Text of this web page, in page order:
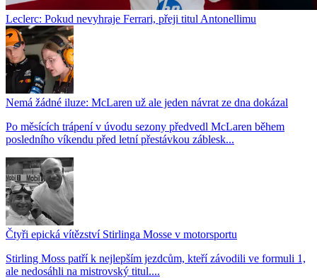
Leclerc: Pokud nevyhraje Ferrari, přeji titul Antonellimu
Nemá žádné iluze: McLaren už ale jeden návrat ze dna dokázal
Po měsících trápení v úvodu sezony předvedl McLaren během
posledního víkendu před letní přestávkou záblesk...
Čtyři epická vítězství Stirlinga Mosse v motorsportu
Stirling Moss patří k nejlepším jezdcům, kteří závodili ve formuli 1,
ale nedosáhli na mistrovský titul....